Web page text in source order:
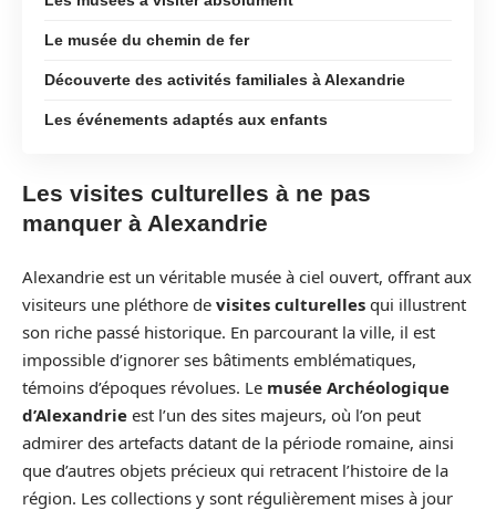
Le musée du chemin de fer
Découverte des activités familiales à Alexandrie
Les événements adaptés aux enfants
Les visites culturelles à ne pas
manquer à Alexandrie
Alexandrie est un véritable musée à ciel ouvert, offrant aux
visiteurs une pléthore de visites culturelles qui illustrent
son riche passé historique. En parcourant la ville, il est
impossible d’ignorer ses bâtiments emblématiques,
témoins d’époques révolues. Le musée Archéologique
d’Alexandrie est l’un des sites majeurs, où l’on peut
admirer des artefacts datant de la période romaine, ainsi
que d’autres objets précieux qui retracent l’histoire de la
région. Les collections y sont régulièrement mises à jour